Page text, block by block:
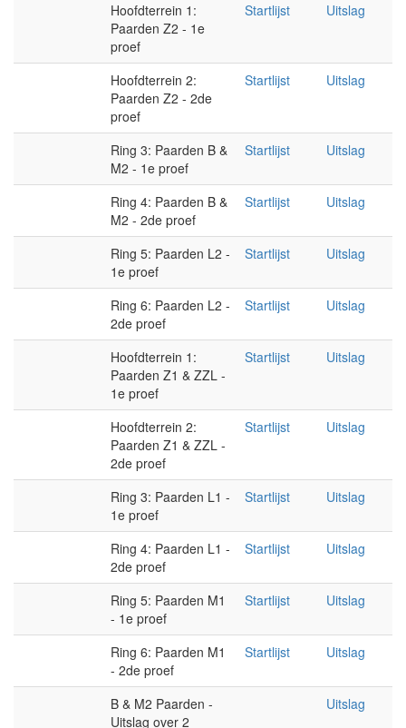
Hoofdterrein 1:
Paarden Z2 - 1e
proef
Startlijst Uitslag
Hoofdterrein 2:
Paarden Z2 - 2de
proef
Startlijst Uitslag
Ring 3: Paarden B &
M2 - 1e proef
Startlijst Uitslag
Ring 4: Paarden B &
M2 - 2de proef
Startlijst Uitslag
Ring 5: Paarden L2 -
1e proef
Startlijst Uitslag
Ring 6: Paarden L2 -
2de proef
Startlijst Uitslag
Hoofdterrein 1:
Paarden Z1 & ZZL -
1e proef
Startlijst Uitslag
Hoofdterrein 2:
Paarden Z1 & ZZL -
2de proef
Startlijst Uitslag
Ring 3: Paarden L1 -
1e proef
Startlijst Uitslag
Ring 4: Paarden L1 -
2de proef
Startlijst Uitslag
Ring 5: Paarden M1
- 1e proef
Startlijst Uitslag
Ring 6: Paarden M1
- 2de proef
Startlijst Uitslag
B & M2 Paarden -
Uitslag over 2
Uitslag